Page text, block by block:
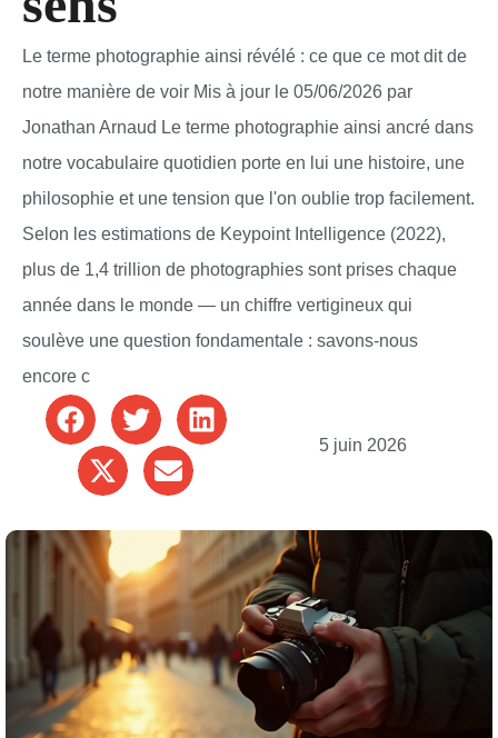
Le terme photographie ainsi révélé : ce que ce mot dit de
notre manière de voir Mis à jour le 05/06/2026 par
Jonathan Arnaud Le terme photographie ainsi ancré dans
notre vocabulaire quotidien porte en lui une histoire, une
philosophie et une tension que l'on oublie trop facilement.
Selon les estimations de Keypoint Intelligence (2022),
plus de 1,4 trillion de photographies sont prises chaque
année dans le monde — un chiffre vertigineux qui
soulève une question fondamentale : savons-nous
encore c
5 juin 2026